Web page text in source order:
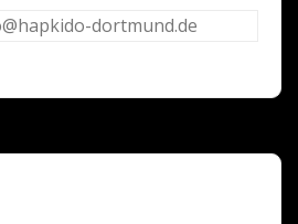
dortmund.de